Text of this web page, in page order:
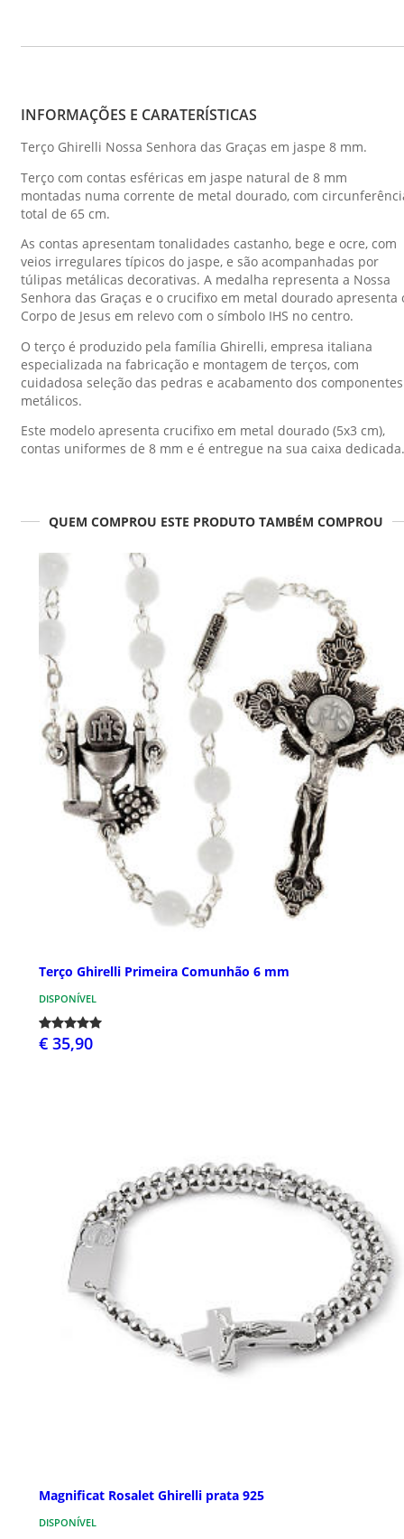
INFORMAÇÕES E CARATERÍSTICAS
Terço Ghirelli Nossa Senhora das Graças em jaspe 8 mm.
Terço com contas esféricas em jaspe natural de 8 mm
montadas numa corrente de metal dourado, com
total de 65 cm.
As contas apresentam tonalidades castanho, bege e ocre, com
veios irregulares típicos do jaspe, e são acompanhadas por
túlipas metálicas decorativas. A medalha representa a Nossa
Senhora das Graças e o crucifixo em metal dourado apresenta
Corpo de Jesus em relevo com o símbolo IHS no centro.
O terço é produzido pela família Ghirelli, empresa italiana
especializada na fabricação e montagem de terços, com
cuidadosa seleção das pedras e acabamento dos componentes
metálicos.
Este modelo apresenta crucifixo em metal dourado (5x3 cm),
contas uniformes de 8 mm e é entregue na sua caixa dedicada.
QUEM COMPROU ESTE PRODUTO TAMBÉM COMPROU
Terço Ghirelli Primeira Comunhão 6 mm
DISPONÍVEL
€ 35,90
Magnificat Rosalet Ghirelli prata 925
DISPONÍVEL